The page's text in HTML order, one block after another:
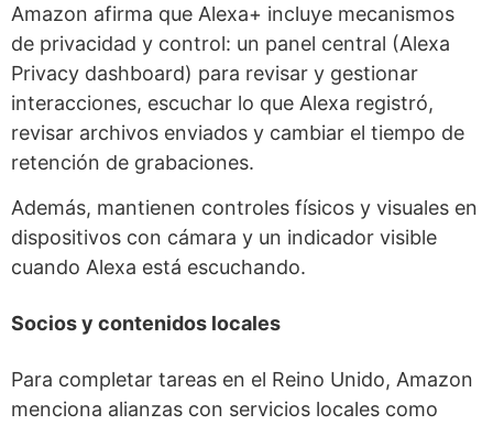
Amazon afirma que Alexa+ incluye mecanismos
de privacidad y control: un panel central (Alexa
Privacy dashboard) para revisar y gestionar
interacciones, escuchar lo que Alexa registró,
revisar archivos enviados y cambiar el tiempo de
retención de grabaciones.
Además, mantienen controles físicos y visuales en
dispositivos con cámara y un indicador visible
cuando Alexa está escuchando.
Socios y contenidos locales
Para completar tareas en el Reino Unido, Amazon
menciona alianzas con servicios locales como